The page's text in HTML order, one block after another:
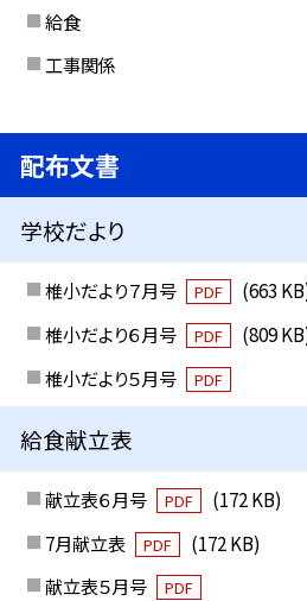
給食
工事関係
配布文書
学校だより
椎小だより７月号 PDF
(663
椎小だより６月号
PDF
(809
椎小だより５月号
PDF
給食献立表
献立表６月号 PDF
(172 KB)
7月献立表
PDF
(172 KB)
献立表５月号
PDF